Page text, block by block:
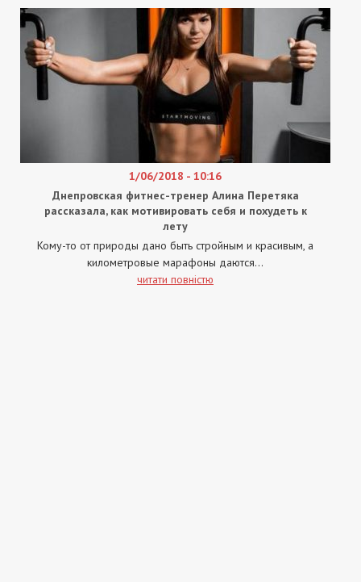
1/06/2018 - 10:16
Днепровская фитнес-тренер Алина Перетяка
рассказала, как мотивировать себя и похудеть к
лету
Кому-то от природы дано быть стройным и красивым, а
километровые марафоны даются...
читати повністю